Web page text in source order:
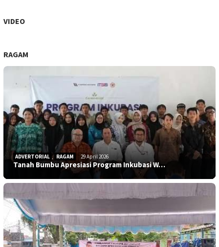
VIDEO
RAGAM
ADVERTORIAL , RAGAM 29 April 2026
Tanah Bumbu Apresiasi Program Inkubasi W…